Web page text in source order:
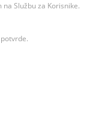
Službu za Korisnike.